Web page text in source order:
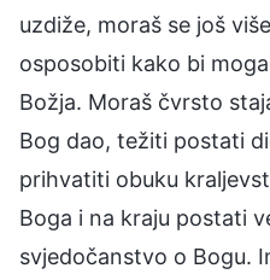
uzdiže, moraš se još
osposobiti kako bi
Božja. Moraš čvrsto
Bog dao, težiti postati
prihvatiti obuku
Boga i na kraju postati
svjedočanstvo o Bogu.